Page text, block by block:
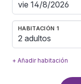
HABITACIÓN 1
2 adultos
+ Añadir habitación